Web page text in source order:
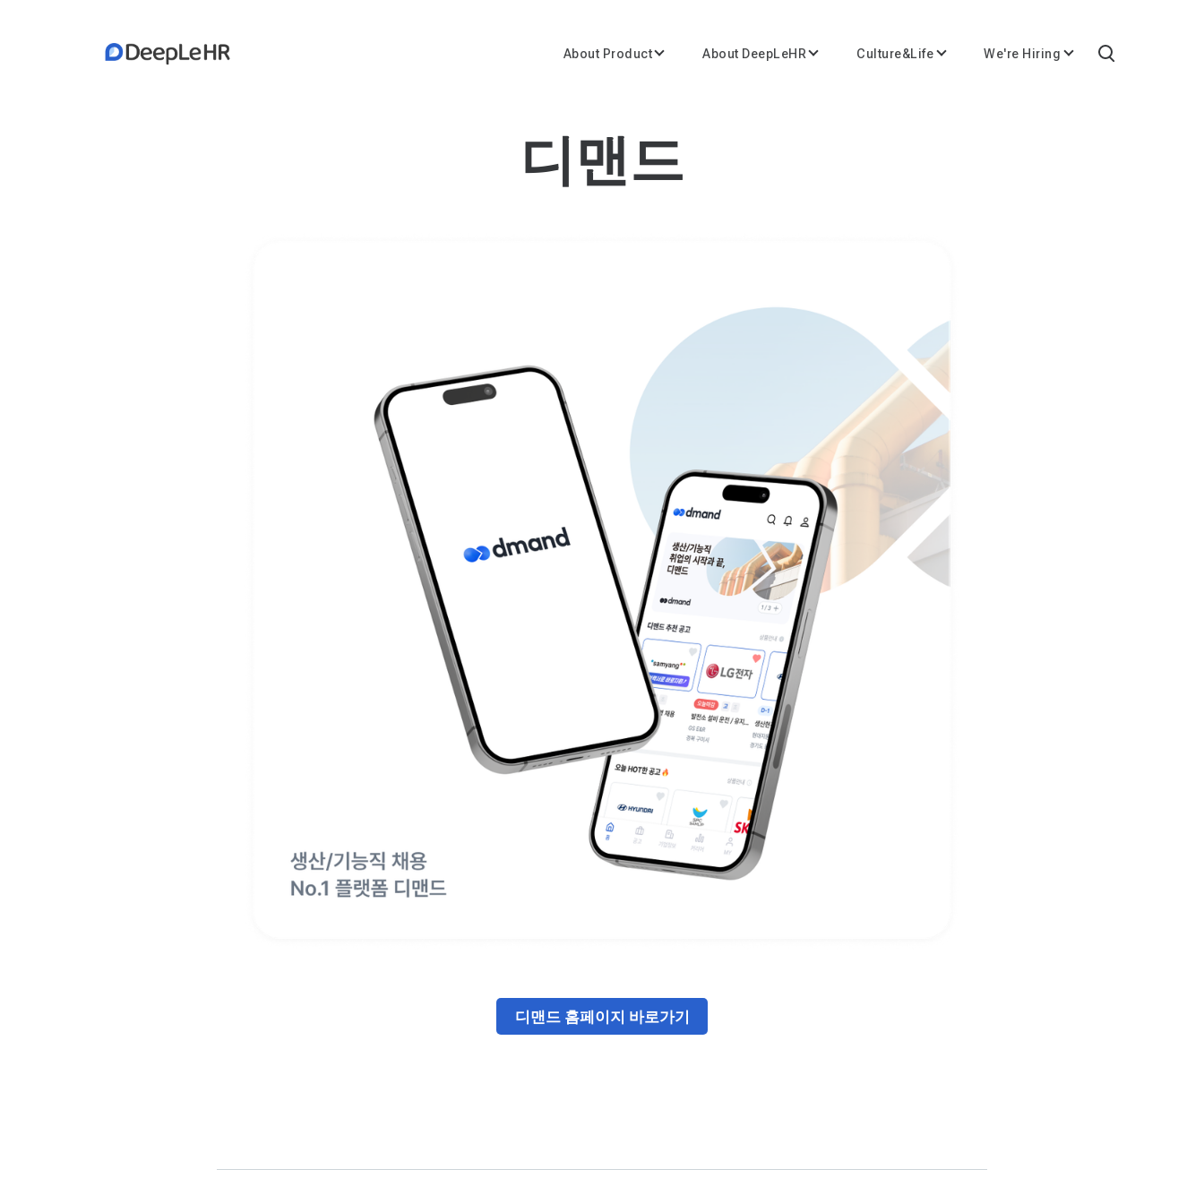
About Product About DeepLeHR Culture&Life We're Hiring
디맨드
디맨드 홈페이지 바로가기